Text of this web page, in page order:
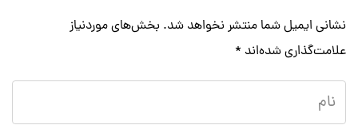
نشانی ایمیل شما منتشر نخواهد شد. بخش‌های موردنیاز
علامت‌گذاری شده‌اند *